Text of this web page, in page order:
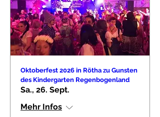
Oktoberfest 2026 in Rötha zu Gunsten
des Kindergarten Regenbogenland
Sa., 26. Sept.
Mehr Infos